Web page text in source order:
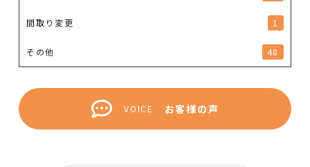
間取り変更 1
その他 48
VOICE お客様の声